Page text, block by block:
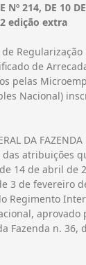
Nº 214, DE 10
edição extra
Regularização
de
pelas
Nacional)
DA
das atribuições
14 de abril de
3 de fevereiro
Regimento
aprovado
Fazenda n. 36,